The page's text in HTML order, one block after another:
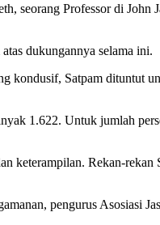
seorang Professor di
dukungannya selama ini.
kondusif, Satpam dituntut
1.622. Untuk jumlah
Rekan-
pengurus Asosiasi